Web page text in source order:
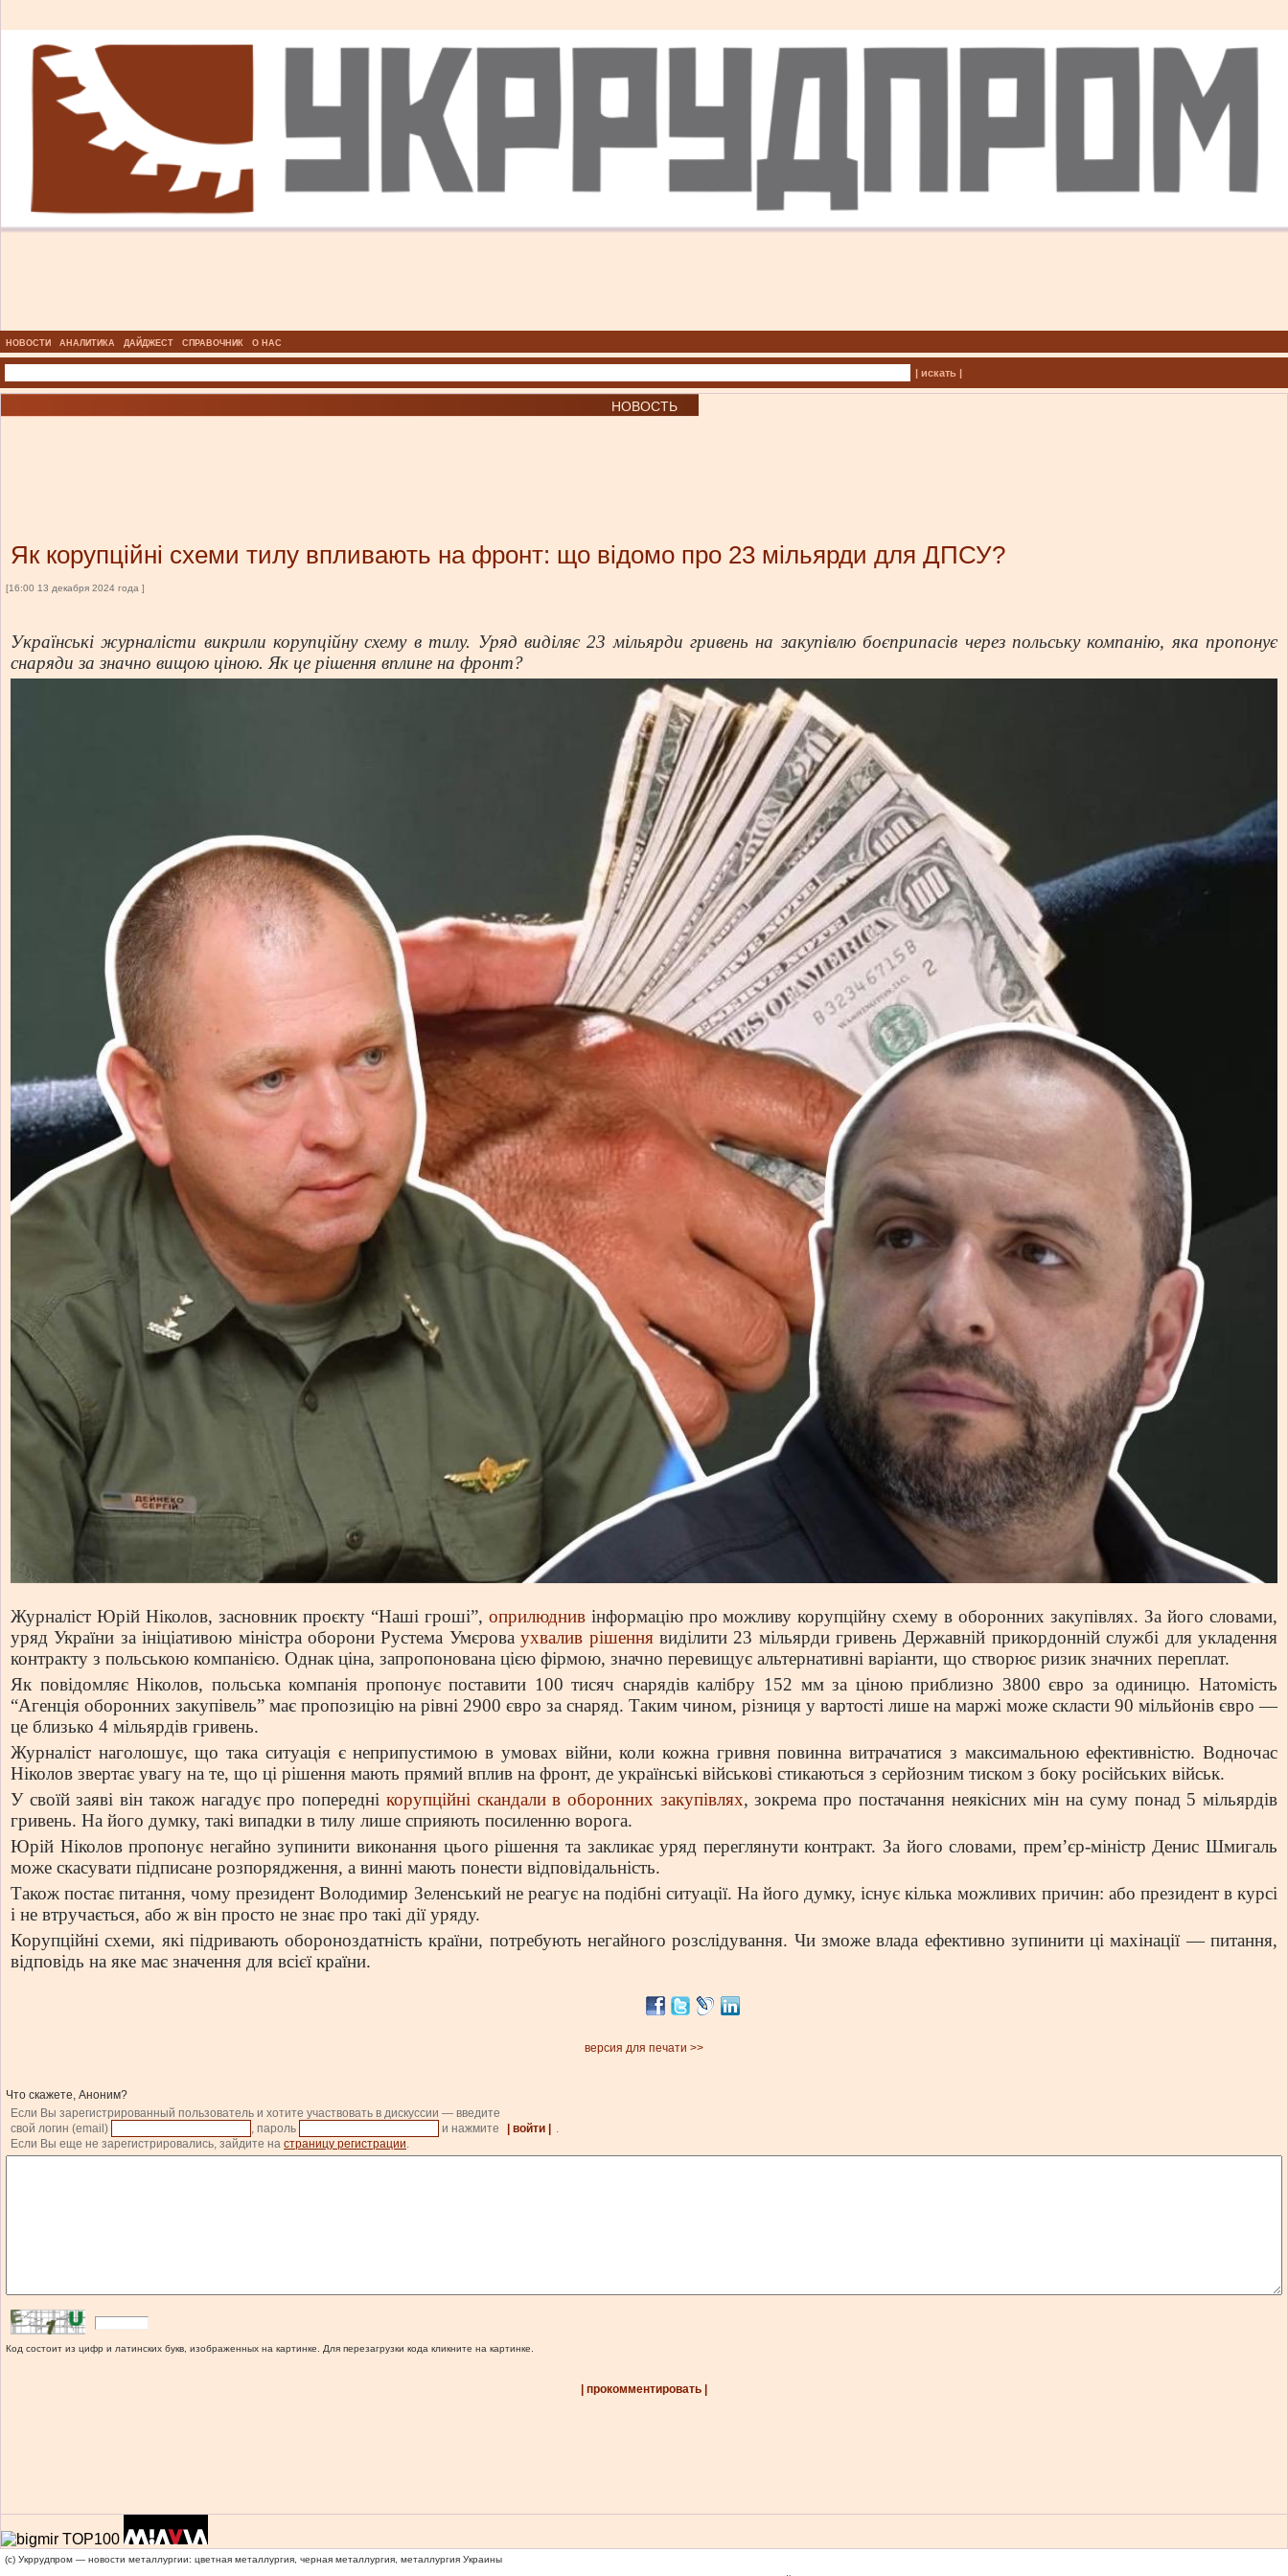
НОВОСТИ АНАЛИТИКА ДАЙДЖЕСТ СПРАВОЧНИК О НАС
| искать |
НОВОСТЬ
Як корупційні схеми тилу впливають на фронт: що відомо про 23 мільярди для ДПСУ?
[16:00 13 декабря 2024 года ]
Українські журналісти викрили корупційну схему в тилу. Уряд виділяє 23 мільярди гривень на закупівлю боєприпасів через польську компанію, яка пропонує
снаряди за значно вищою ціною. Як це рішення вплине на фронт?
Журналіст Юрій Ніколов, засновник проєкту “Наші гроші”, оприлюднивінформацію про можливу корупційну схему в оборонних закупівлях. За його словами,
уряд України за ініціативою міністра оборони Рустема Умєроваухвалив рішеннявиділити 23 мільярди гривень Державній прикордонній службі для укладення
контракту з польською компанією. Однак ціна, запропонована цією фірмою, значно перевищує альтернативні варіанти, що створює ризик значних переплат.
Як повідомляє Ніколов, польська компанія пропонує поставити 100 тисяч снарядів калібру 152 мм за ціною приблизно 3800 євро за одиницю. Натомість
“Агенція оборонних закупівель” має пропозицію на рівні 2900 євро за снаряд. Таким чином, різниця у вартості лише на маржі може скласти 90 мільйонів євро —
це близько 4 мільярдів гривень.
Журналіст наголошує, що така ситуація є неприпустимою в умовах війни, коли кожна гривня повинна витрачатися з максимальною ефективністю. Водночас
Ніколов звертає увагу на те, що ці рішення мають прямий вплив на фронт, де українські військові стикаються з серйозним тиском з боку російських військ.
У своїй заяві він також нагадує про попередні корупційні скандали в оборонних закупівлях, зокрема про постачання неякісних мін на суму понад 5 мільярдів
гривень. На його думку, такі випадки в тилу лише сприяють посиленню ворога.
Юрій Ніколов пропонує негайно зупинити виконання цього рішення та закликає уряд переглянути контракт. За його словами, прем’єр-міністр Денис Шмигаль
може скасувати підписане розпорядження, а винні мають понести відповідальність.
Також постає питання, чому президент Володимир Зеленський не реагує на подібні ситуації. На його думку, існує кілька можливих причин: або президент в курсі
і не втручається, або ж він просто не знає про такі дії уряду.
Корупційні схеми, які підривають обороноздатність країни, потребують негайного розслідування. Чи зможе влада ефективно зупинити ці махінації — питання,
відповідь на яке має значення для всієї країни.
версия для печати >>
Что скажете, Аноним?
Если Вы зарегистрированный пользователь и хотите участвовать в дискуссии — введите
свой логин (email)
, пароль и нажмите | войти |
.
Если Вы еще не зарегистрировались, зайдите на страницу регистрации.
Код состоит из цифр и латинских букв, изображенных на картинке. Для перезагрузки кода кликните на картинке.
| прокомментировать |
(c) Укррудпром — новости металлургии: цветная металлургия, черная металлургия, металлургия Украины